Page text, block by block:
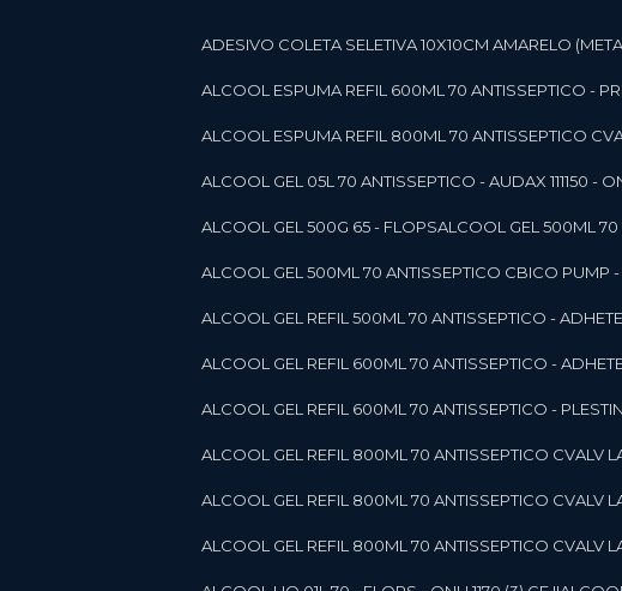
ADESIVO COLETA SELETIVA 10X10CM AMARELO
ALCOOL ESPUMA REFIL 600ML 70 ANTISSEPTICO -
ALCOOL ESPUMA REFIL 800ML 70 ANTISSEPTICO
ALCOOL GEL 05L 70 ANTISSEPTICO - AUDAX 111150 -
ALCOOL GEL 500G 65 - FLOPS ALCOOL GEL 500ML
ALCOOL GEL 500ML 70 ANTISSEPTICO CBICO PUMP
ALCOOL GEL REFIL 500ML 70 ANTISSEPTICO -
ALCOOL GEL REFIL 600ML 70 ANTISSEPTICO -
ALCOOL GEL REFIL 600ML 70 ANTISSEPTICO -
ALCOOL GEL REFIL 800ML 70 ANTISSEPTICO CVALV
ALCOOL GEL REFIL 800ML 70 ANTISSEPTICO CVALV
ALCOOL GEL REFIL 800ML 70 ANTISSEPTICO CVALV